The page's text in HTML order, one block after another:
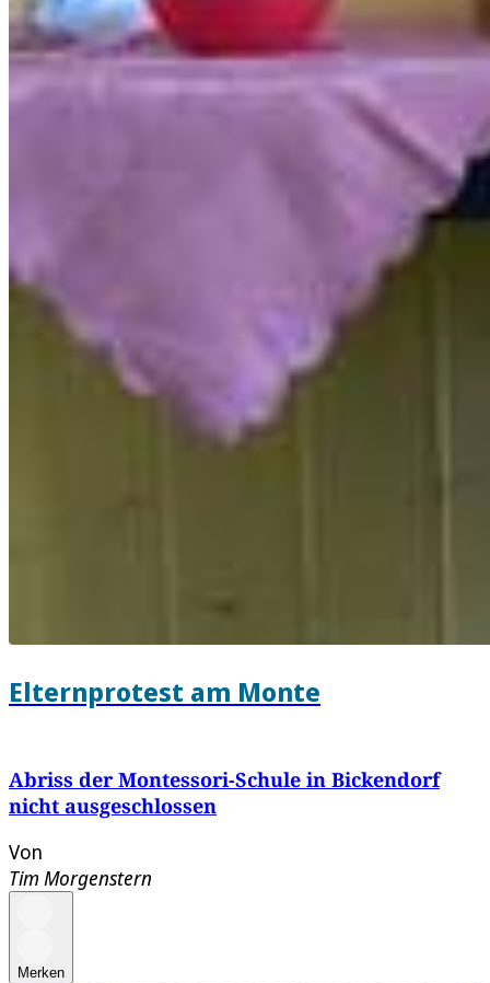
Elternprotest am Monte
Abriss der Montessori-Schule in Bickendorf
nicht ausgeschlossen
Von
Tim Morgenstern
Merken